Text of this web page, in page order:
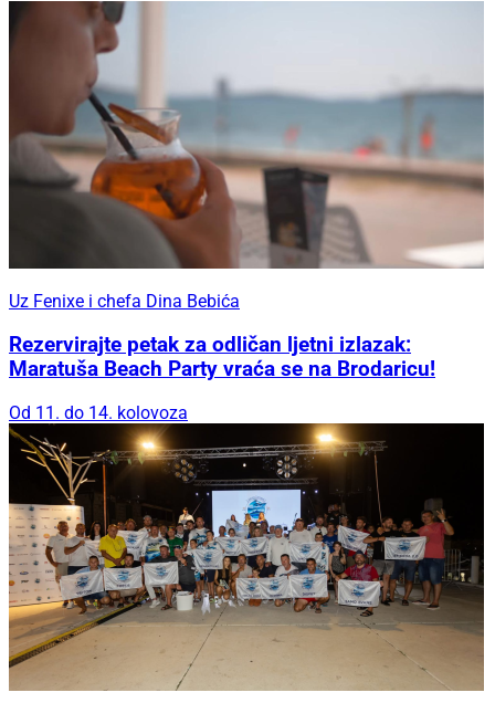
Uz Fenixe i chefa Dina Bebića
Rezervirajte petak za odličan ljetni izlazak:
Od 11. do 14. kolovoza
Od 11. do 14. kolovoza